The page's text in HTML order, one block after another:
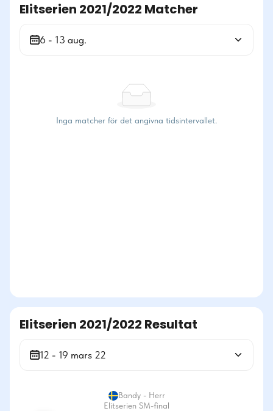
Elitserien 2021/2022 Matcher
6 - 13 aug.
Inga matcher för det angivna tidsintervallet.
Elitserien 2021/2022 Resultat
12 - 19 mars 22
Bandy - Herr
Elitserien SM-final